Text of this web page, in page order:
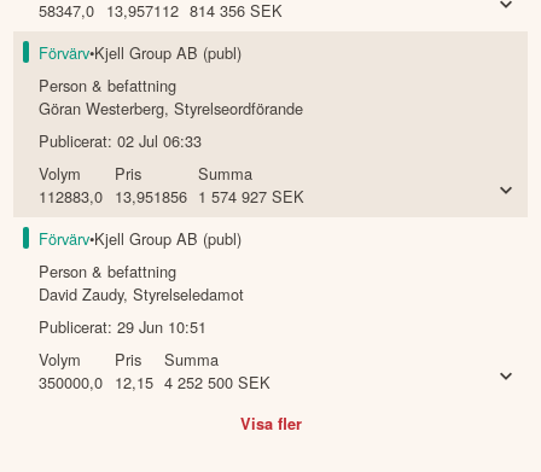
58347,0 13,957112 814 356 SEK
Förvärv•Kjell Group AB (publ)
Person & befattning
Göran Westerberg,Styrelseordförande
Publicerat:02 Jul 06:33
Volym
112883,0
Pris
13,951856
Summa
1 574 927 SEK
Förvärv•Kjell Group AB (publ)
Person & befattning
David Zaudy,Styrelseledamot
Publicerat:29 Jun 10:51
Volym
350000,0
Pris
12,15
Summa
4 252 500 SEK
Visa fler